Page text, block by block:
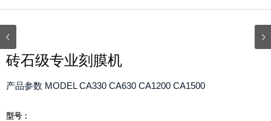
砖石级专业刻膜机
产品参数 MODEL CA330 CA630 CA1200 CA1500
型号：